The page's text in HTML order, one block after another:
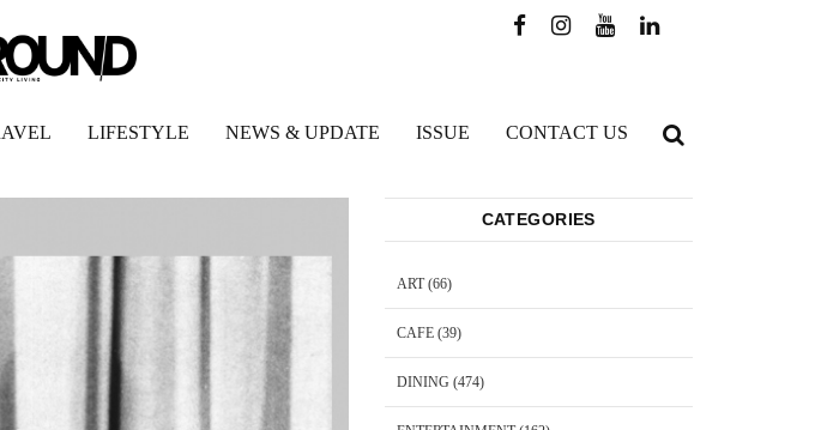
LIFESTYLE NEWS & UPDATE ISSUE CONTACT US
CATEGORIES
ART(66)
CAFE(39)
DINING (474)